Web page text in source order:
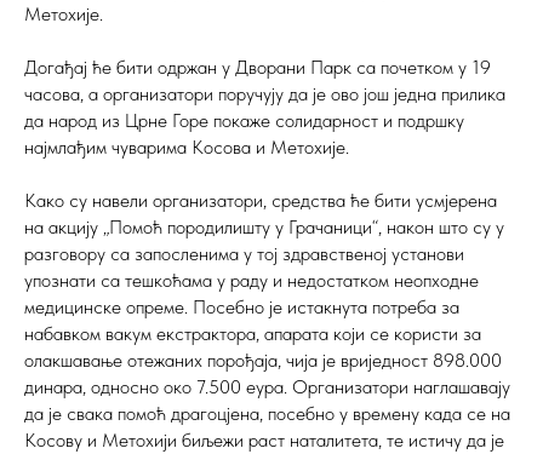
Метохије.
Догађај ће бити одржан у Дворани Парк са почетком у 19
часова, а организатори поручују да је ово још једна прилика
да народ из Црне Горе покаже солидарност и подршку
најмлађим чуварима Косова и Метохије.
Како су навели организатори, средства ће бити усмјерена
на акцију „Помоћ породилишту у Грачаници“, након што су у
разговору са запосленима у тој здравственој установи
упознати са тешкоћама у раду и недостатком неопходне
медицинске опреме. Посебно је истакнута потреба за
набавком вакум екстрактора, апарата који се користи за
олакшавање отежаних порођаја, чија је вриједност 898.000
динара, односно око 7.500 еура. Организатори наглашавају
да је свака помоћ драгоцјена, посебно у времену када се на
Косову и Метохији биљежи раст наталитета, те истичу да је